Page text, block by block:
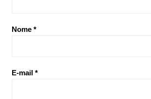
Nome *
E-mail *